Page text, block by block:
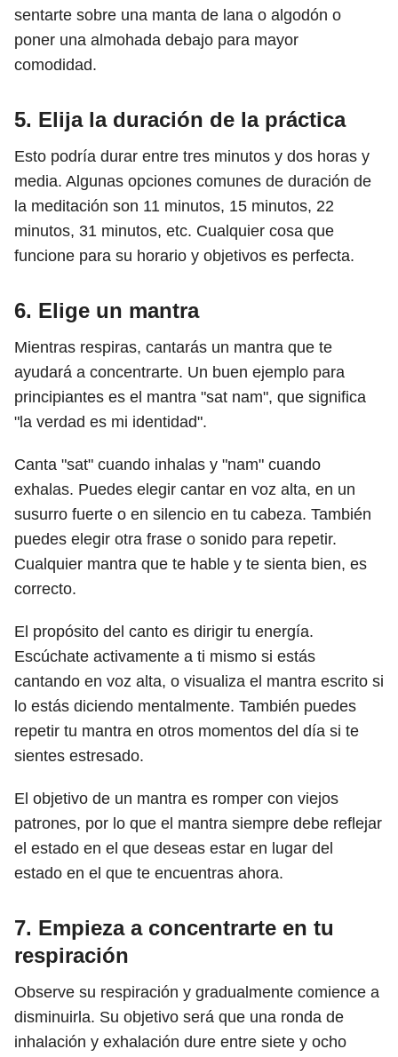
sentarte sobre una manta de lana o algodón o
poner una almohada debajo para mayor
comodidad.
5. Elija la duración de la práctica
Esto podría durar entre tres minutos y dos horas y
media. Algunas opciones comunes de duración de
la meditación son 11 minutos, 15 minutos, 22
minutos, 31 minutos, etc. Cualquier cosa que
funcione para su horario y objetivos es perfecta.
6. Elige un mantra
Mientras respiras, cantarás un mantra que te
ayudará a concentrarte. Un buen ejemplo para
principiantes es el mantra "sat nam", que significa
"la verdad es mi identidad".
Canta "sat" cuando inhalas y "nam" cuando
exhalas. Puedes elegir cantar en voz alta, en un
susurro fuerte o en silencio en tu cabeza. También
puedes elegir otra frase o sonido para repetir.
Cualquier mantra que te hable y te sienta bien, es
correcto.
El propósito del canto es dirigir tu energía.
Escúchate activamente a ti mismo si estás
cantando en voz alta, o visualiza el mantra escrito si
lo estás diciendo mentalmente. También puedes
repetir tu mantra en otros momentos del día si te
sientes estresado.
El objetivo de un mantra es romper con viejos
patrones, por lo que el mantra siempre debe reflejar
el estado en el que deseas estar en lugar del
estado en el que te encuentras ahora.
7. Empieza a concentrarte en tu
respiración
Observe su respiración y gradualmente comience a
disminuirla. Su objetivo será que una ronda de
inhalación y exhalación dure entre siete y ocho